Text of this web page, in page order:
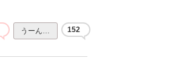
うーん… 152